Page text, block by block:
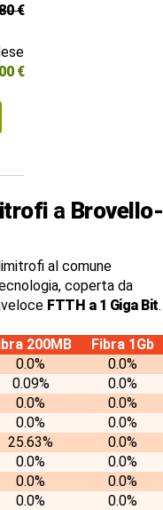
€
€
a Brovello-
al comune
coperta da
FTTH a 1 Giga Bit.
200MB
Fibra 1Gb
0.0%
0.0%
0.09%
0.0%
0.0%
0.0%
0.0%
0.0%
25.63%
0.0%
0.0%
0.0%
0.0%
0.0%
0.0%
0.0%